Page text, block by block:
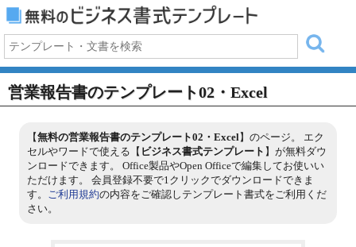
営業報告書のテンプレート02・Excel
【無料の営業報告書のテンプレート02・Excel】のページ。 エク
セルやワードで使える【 ビジネス書式テンプレート 】が無料ダウ
ンロードできます。 Office製品やOpen Officeで編集してお使いい
ただけます。 会員登録不要で1クリックでダウンロードできま
す。 ご利用規約の内容をご確認しテンプレート書式をご利用くだ
さい。